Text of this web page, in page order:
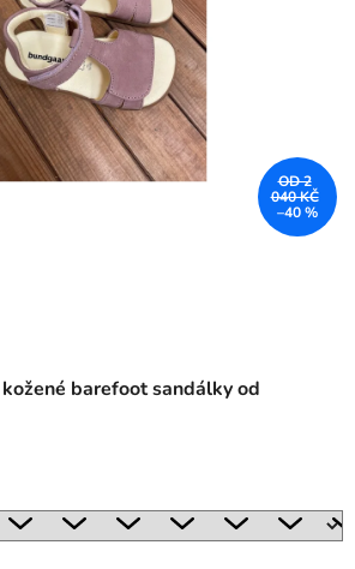
barefoot sandálky od
OD 2
040 KČ
–40 %